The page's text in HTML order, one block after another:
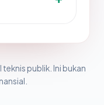
publik. Ini bukan